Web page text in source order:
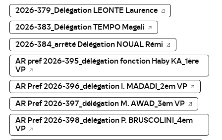
2026-379_Délégation LEONTE Laurence
2026-383_Délégation TEMPO Magali
2026-384_arrêté Délégation NOUAL Rémi
AR pref 2026-395_délégation fonction Haby KA_1ère
VP
AR Pref 2026-396_délégation I. MADADI_2èm VP
AR Pref 2026-397_délégation M. AWAD_3èm VP
AR Pref 2026-398_délégation P. BRUSCOLINI_4èm
VP